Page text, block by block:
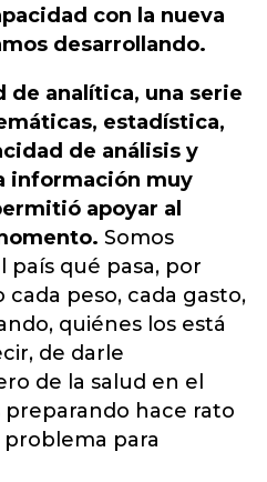
con la nueva
desarrollando.
de analítica, una serie
estadística,
de análisis y
información muy
apoyar al
Somos
país qué pasa, por
peso, cada gasto,
quiénes los está
de darle
de la salud en el
preparando hace rato
para